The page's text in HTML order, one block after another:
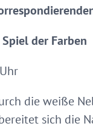
der Farben
die weiße
sich die